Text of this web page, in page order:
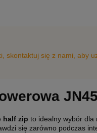
skontaktuj się z nami, aby
half zip to idealny wybór dla
się zarówno podczas